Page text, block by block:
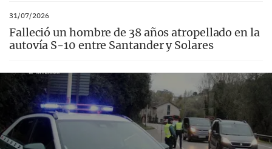
31/07/2026
Falleció un hombre de 38 años atropellado en la
autovía S-10 entre Santander y Solares